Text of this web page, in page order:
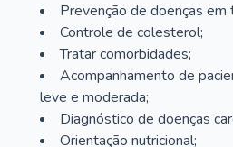
Prevenção de doenças em
Controle de colesterol;
Tratar comorbidades;
Acompanhamento de
leve e moderada;
Diagnóstico de doenças
Orientação nutricional;